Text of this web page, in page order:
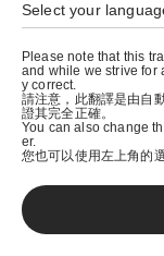
特定商取引法に基づ
会社概要
Select your
Please note that this
and while we strive for
y correct.
請注意，此翻譯是由自
證其完全正確。
You can also change
er.
您也可以使用左上角的